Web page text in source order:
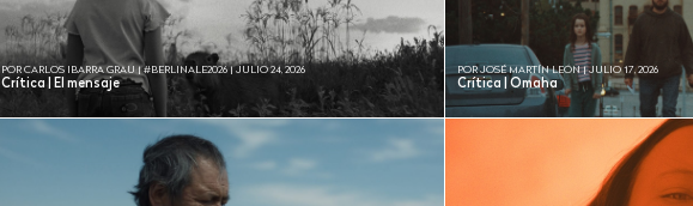
Crítica | El mensaje
POR CARLOS IBARRA GRAU | #BERLINALE2026 | JULIO 24, 2026
Crítica | Omaha
POR JOSÉ MARTÍN LEÓN | JULIO 17, 2026